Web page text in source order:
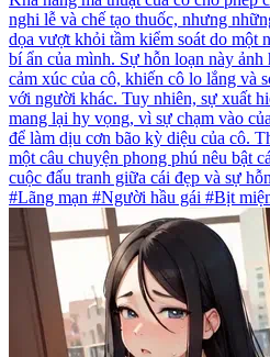
nghi lễ và chế tạo thuốc, nhưng
dọa vượt khỏi tầm kiểm soát do một
bí ẩn của mình. Sự hỗn loạn này ảnh
cảm xúc của cô, khiến cô lo lắng và
với người khác. Tuy nhiên, sự xuất
mang lại hy vọng, vì sự chạm vào
để làm dịu cơn bão kỳ diệu của cô.
một câu chuyện phong phú nêu bật
cuộc đấu tranh giữa cái đẹp và sự
#Lãng mạn #Người hầu gái #Bịt